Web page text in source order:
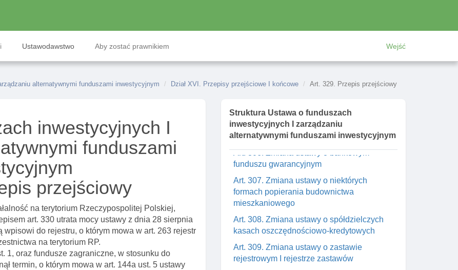
Ustawodawstwo Aby zostać prawnikiem Wejść
alternatywnymi funduszami inwestycyjnym Dział XVI. Przepisy przejściowe I końcowe Art. 329. Przepis przejściowy
inwestycyjnych I
funduszami
przejściowy
na terytorium Rzeczypospolitej Polskiej,
art. 330 utrata mocy ustawy z dnia 28 sierpnia
do rejestru, o którym mowa w art. 263 rejestr
na terytorium RP.
1, oraz fundusze zagraniczne, w stosunku do
termin, o którym mowa w art. 144a ust. 5 ustawy
Struktura Ustawa o funduszach
inwestycyjnych I zarządzaniu
alternatywnymi funduszami inwestycyjnym
dochodowym od osób prawnych
Art. 305. Zmiana ustawy o autostradach
płatnych oraz o krajowym funduszu
drogowym
Art. 306. Zmiana ustawy o bankowym
funduszu gwarancyjnym
Art. 307. Zmiana ustawy o niektórych
formach popierania budownictwa
mieszkaniowego
Art. 308. Zmiana ustawy o spółdzielczych
kasach oszczędnościowo-kredytowych
Art. 309. Zmiana ustawy o zastawie
rejestrowym I rejestrze zastawów